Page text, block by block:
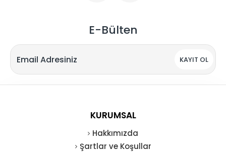
E-Bülten
KAYIT OL
KURUMSAL
Hakkımızda
Şartlar ve Koşullar